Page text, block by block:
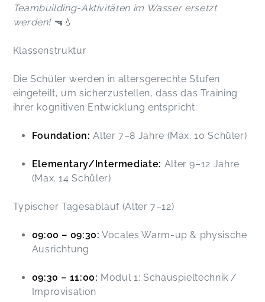
Teambuilding-Aktivitäten im Wasser ersetzt
werden!🔫💧
Klassenstruktur
Die Schüler werden in altersgerechte Stufen
eingeteilt, um sicherzustellen, dass das Training
ihrer kognitiven Entwicklung entspricht:
Foundation: Alter 7–8 Jahre (Max. 10 Schüler)
Elementary/Intermediate: Alter 9–12 Jahre
(Max. 14 Schüler)
Typischer Tagesablauf (Alter 7–12)
09:00 – 09:30: Vocales Warm-up & physische
Ausrichtung
09:30 – 11:00: Modul 1: Schauspieltechnik /
Improvisation